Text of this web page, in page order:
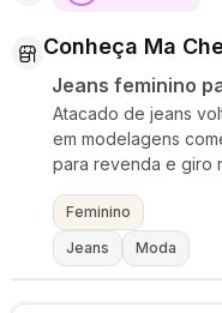
Conheça Ma
Jeans feminino
Atacado de jeans
em modelagens
para revenda e giro
Feminino
Jeans
Moda